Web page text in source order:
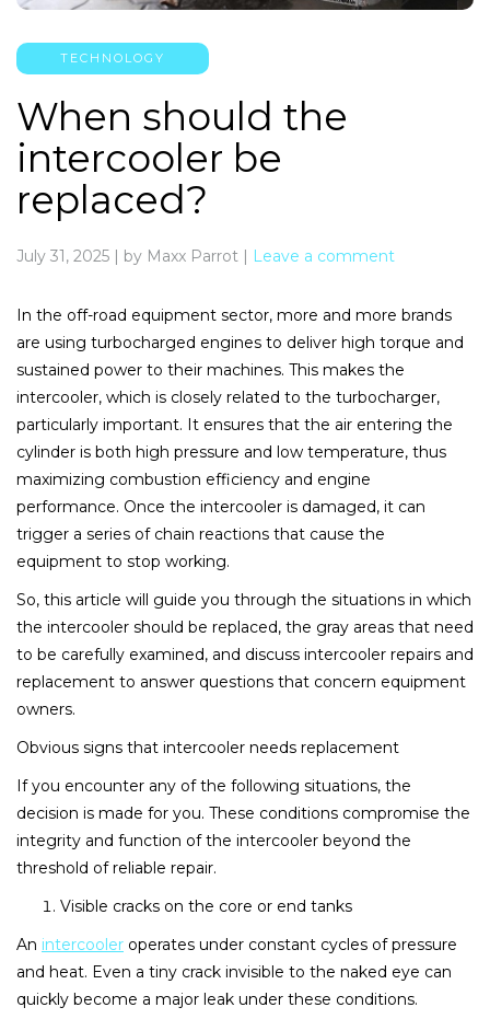
TECHNOLOGY
When should the
intercooler be
replaced?
July 31, 2025 by Maxx Parrot Leave a comment
In the off-road equipment sector, more and more brands
are using turbocharged engines to deliver high torque and
sustained power to their machines. This makes the
intercooler, which is closely related to the turbocharger,
particularly important. It ensures that the air entering the
cylinder is both high pressure and low temperature, thus
maximizing combustion efficiency and engine
performance. Once the intercooler is damaged, it can
trigger a series of chain reactions that cause the
equipment to stop working.
So, this article will guide you through the situations in which
the intercooler should be replaced, the gray areas that need
to be carefully examined, and discuss intercooler repairs and
replacement to answer questions that concern equipment
owners.
Obvious signs that intercooler needs replacement
If you encounter any of the following situations, the
decision is made for you. These conditions compromise the
integrity and function of the intercooler beyond the
threshold of reliable repair.
Visible cracks on the core or end tanks
An intercooler operates under constant cycles of pressure
and heat. Even a tiny crack invisible to the naked eye can
quickly become a major leak under these conditions.